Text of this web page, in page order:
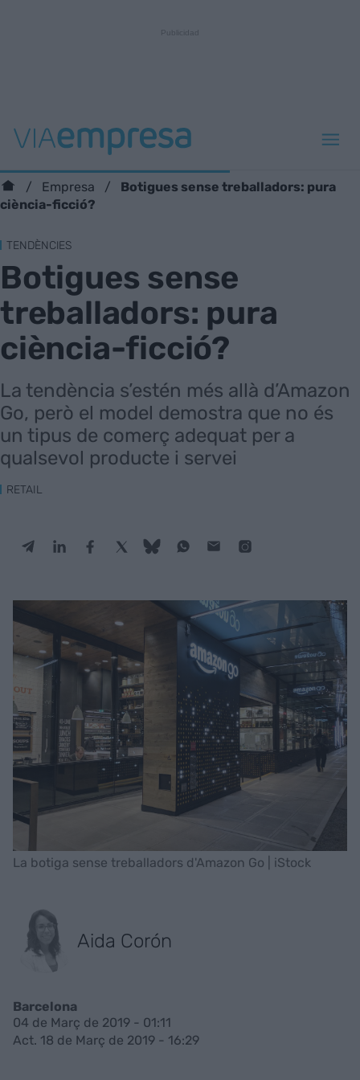
Empresa
Botigues sense treballadors: pura
ciència-ficció?
TENDÈNCIES
Botigues sense
treballadors: pura
ciència-ficció?
La tendència s’estén més allà d’Amazon
Go, però el model demostra que no és
un tipus de comerç adequat per a
qualsevol producte i servei
RETAIL
La botiga sense treballadors d'Amazon Go | iStock
Aida Corón
Barcelona
04 de Març de 2019 - 01:11
Act. 18 de Març de 2019 - 16:29